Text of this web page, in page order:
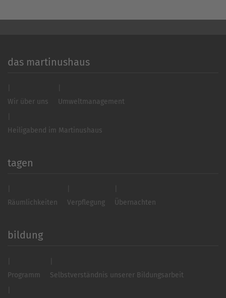
das martinushaus
Wir über uns Umweltmanagement
Heiligabend im Martinushaus
tagen
Räumlichkeiten Verpflegung Übernachten
bildung
Programm Selbstverständnis unserer Bildungsarbeit